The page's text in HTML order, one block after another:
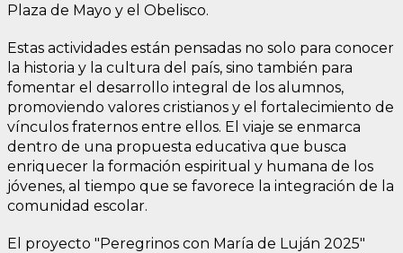
Plaza de Mayo y el Obelisco.
Estas actividades están pensadas no solo para conocer
la historia y la cultura del país, sino también para
fomentar el desarrollo integral de los alumnos,
promoviendo valores cristianos y el fortalecimiento de
vínculos fraternos entre ellos. El viaje se enmarca
dentro de una propuesta educativa que busca
enriquecer la formación espiritual y humana de los
jóvenes, al tiempo que se favorece la integración de la
comunidad escolar.
El proyecto "Peregrinos con María de Luján 2025"